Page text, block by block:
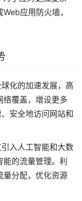
应用防火墙，
化的加速发展，高
络覆盖，增设更多
安全地访问网站和
入人工智能和大数
的流量管理。利
量分配，优化资源